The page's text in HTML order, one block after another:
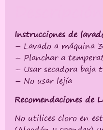
Instrucciones de
– Lavado a máquina
– Planchar a
– Usar secadora baja
– No usar lejía
Recomendaciones de
No utilices cloro en